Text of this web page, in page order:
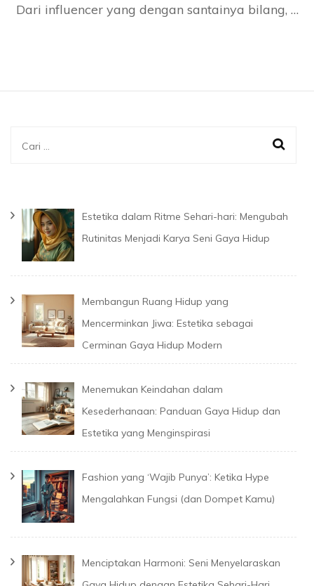
Dari influencer yang dengan santainya bilang, …
Cari
Estetika dalam Ritme Sehari-hari: Mengubah
Rutinitas Menjadi Karya Seni Gaya Hidup
Membangun Ruang Hidup yang
Mencerminkan Jiwa: Estetika sebagai
Cerminan Gaya Hidup Modern
Menemukan Keindahan dalam
Kesederhanaan: Panduan Gaya Hidup dan
Estetika yang Menginspirasi
Fashion yang ‘Wajib Punya’: Ketika Hype
Mengalahkan Fungsi (dan Dompet Kamu)
Menciptakan Harmoni: Seni Menyelaraskan